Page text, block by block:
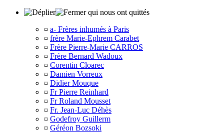
qui nous ont quittés
¤ a- Frères inhumés à Paris
¤ frère Marie-Ephrem Carabet
¤ Frère Pierre-Marie CARROS
¤ Frère Bernard Wadoux
¤ Corentin Cloarec
¤ Damien Vorreux
¤ Didier Mouque
¤ Fr Pierre Reinhard
¤ Fr Roland Mousset
¤ Fr. Jean-Luc Déhès
¤ Godefroy Guillerm
¤ Géréon Bozsoki